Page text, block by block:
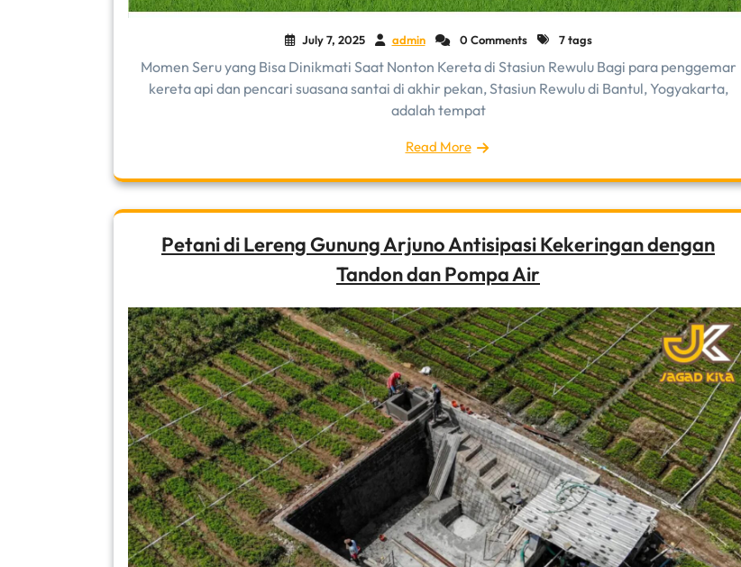
July 7, 2025 admin 0 Comments 7 tags
Momen Seru yang Bisa Dinikmati Saat Nonton Kereta di Stasiun Rewulu Bagi para penggemar
kereta api dan pencari suasana santai di akhir pekan, Stasiun Rewulu di Bantul, Yogyakarta,
adalah tempat
Read More
Petani di Lereng Gunung Arjuno Antisipasi Kekeringan dengan
Tandon dan Pompa Air